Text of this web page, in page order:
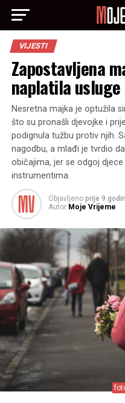
VIJESTI
Zapostavljena
naplatila
Nesretna majka je optužila
što su pronašli djevojke i
podignula tužbu protiv njih.
nagodbu, a mlađi je tvrdio
običajima, jer se odgoj
instrumentima.
Objavljeno prije 9
Autor Moje Vrijeme